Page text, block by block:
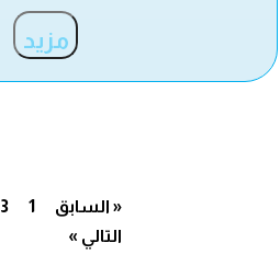
مزيد
« السابق 1
3
التالي »